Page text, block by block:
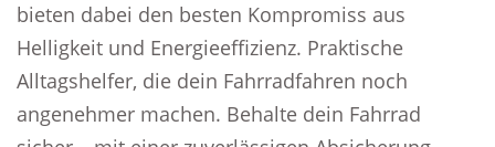
bieten dabei den besten Kompromiss aus
Helligkeit und Energieeffizienz. Praktische
Alltagshelfer, die dein Fahrradfahren noch
angenehmer machen. Behalte dein Fahrrad